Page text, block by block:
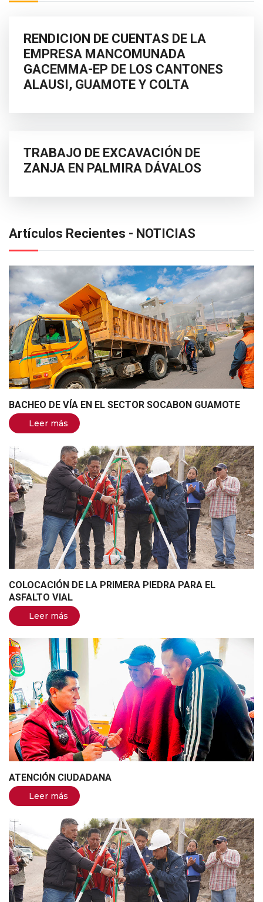
RENDICION DE CUENTAS DE LA
EMPRESA MANCOMUNADA
GACEMMA-EP DE LOS CANTONES
ALAUSI, GUAMOTE Y COLTA
TRABAJO DE EXCAVACIÓN DE
ZANJA EN PALMIRA DÁVALOS
Artículos Recientes - NOTICIAS
BACHEO DE VÍA EN EL SECTOR SOCABON GUAMOTE
Leer más
COLOCACIÓN DE LA PRIMERA PIEDRA PARA EL
ASFALTO VIAL
Leer más
ATENCIÓN CIUDADANA
Leer más